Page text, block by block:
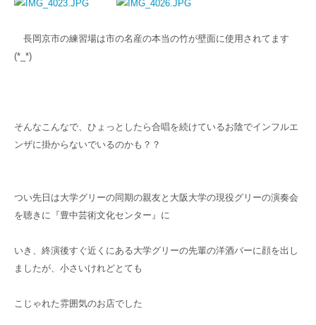
長岡京市の練習場は市の名産の本当の竹が壁面に使用されてます
(*_*)
そんなこんなで、ひょっとしたら合唱を続けているお陰でインフルエ
ンザに掛からないでいるのかも？？
つい先日は大学グリーの同期の親友と大阪大学の現役グリーの演奏会
を聴きに『豊中芸術文化センター』に
いき、終演後すぐ近くにある大学グリーの先輩の洋酒バーに顔を出し
ましたが、小さいけれどとても
こじゃれた雰囲気のお店でした